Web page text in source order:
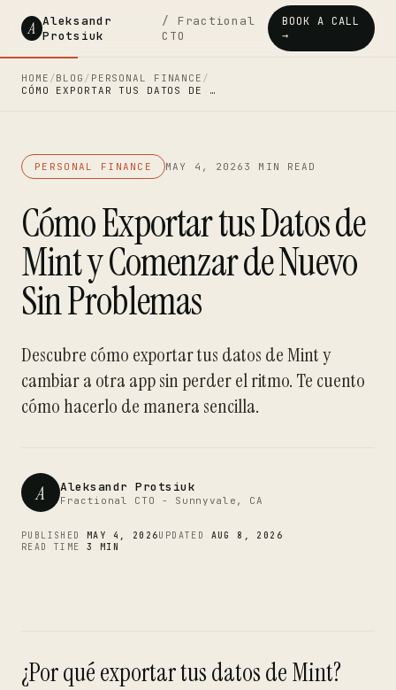
A Aleksandr
Protsiuk
/ Fractional
CTO
BOOK A CALL
→
HOME /BLOG / PERSONAL FINANCE /
CÓMO EXPORTAR TUS DATOS DE …
PERSONAL FINANCE MAY 4, 2026 3 MIN READ
Cómo Exportar tus Datos de
Mint y Comenzar de Nuevo
Sin Problemas
Descubre cómo exportar tus datos de Mint y
cambiar a otra app sin perder el ritmo. Te cuento
cómo hacerlo de manera sencilla.
A Aleksandr Protsiuk
Fractional CTO - Sunnyvale, CA
PUBLISHED MAY 4, 2026UPDATED AUG 8, 2026
READ TIME 3 MIN
¿Por qué exportar tus datos de Mint?